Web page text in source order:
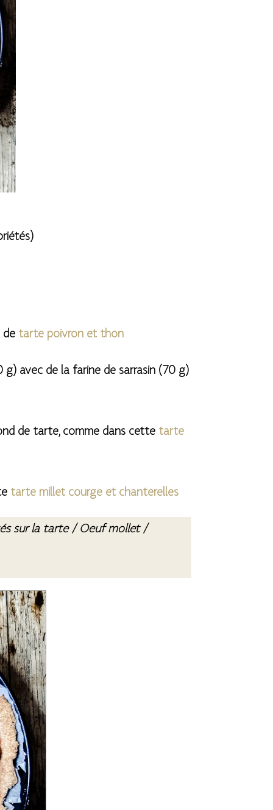
de tarte poivron et thon
g) avec de la farine de sarrasin (70 g)
de tarte, comme dans cette tarte
tarte millet courge et chanterelles
sur la tarte / Oeuf mollet /